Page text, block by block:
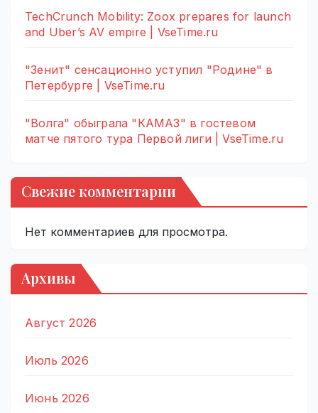
TechCrunch Mobility: Zoox prepares for launch
and Uber’s AV empire | VseTime.ru
"Зенит" сенсационно уступил "Родине" в
Петербурге | VseTime.ru
"Волга" обыграла "КАМАЗ" в гостевом
матче пятого тура Первой лиги | VseTime.ru
Свежие комментарии
Нет комментариев для просмотра.
Архивы
Август 2026
Июль 2026
Июнь 2026